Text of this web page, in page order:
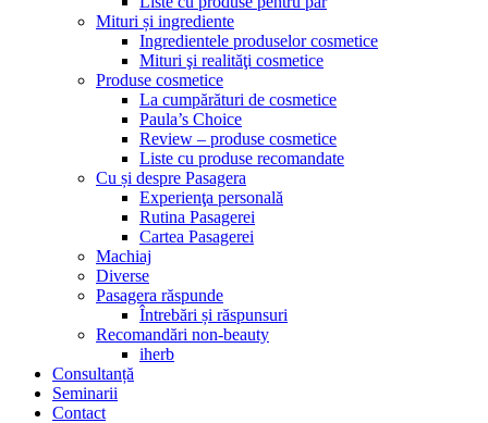
Mituri și ingrediente
Ingredientele produselor cosmetice
Mituri şi realităţi cosmetice
Produse cosmetice
La cumpărături de cosmetice
Paula’s Choice
Review – produse cosmetice
Liste cu produse recomandate
Cu și despre Pasagera
Experienţa personală
Rutina Pasagerei
Cartea Pasagerei
Machiaj
Diverse
Pasagera răspunde
Întrebări și răspunsuri
Recomandări non-beauty
iherb
Consultanță
Seminarii
Contact